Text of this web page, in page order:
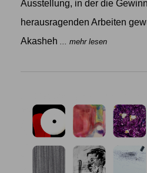
Ausstellung, in der die
herausragenden Arbeiten
Akasheh ... mehr lesen